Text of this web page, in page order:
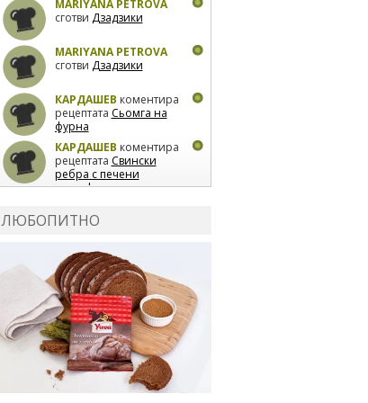
MARIYANA PETROVA
сготви Дзадзики
MARIYANA PETROVA
сготви Дзадзики
КАРДАШЕВ коментира
рецептата Сьомга на
фурна
КАРДАШЕВ коментира
рецептата Свински
ребра с печени
картофи
лимон
коментира рецептата
Киноа със зеленчуци
ЛЮБОПИТНО